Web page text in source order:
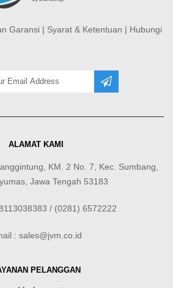
Garansi | Syarat & Ketentuan | Hubungi
ALAMAT KAMI
KM. 2 No. 7, Kec. Sumbang,
Jawa Tengah 53183
/ (0281) 6572222
: sales@jvm.co.id
PELANGGAN